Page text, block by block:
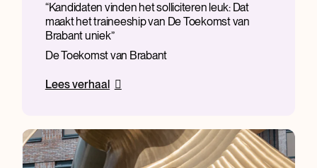
De Toekomst van Brabant
Kandidaten vinden het solliciteren leuk: Dat
maakt het traineeship van De Toekomst van
Brabant uniek
Lees verhaal